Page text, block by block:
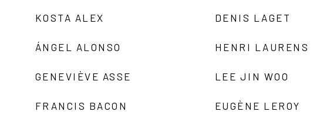
KOSTA ALEX
ÁNGEL ALONSO
GENEVIÈVE ASSE
FRANCIS BACON
DENIS LAGET
HENRI LAURENS
LEE JIN WOO
EUGÈNE LEROY